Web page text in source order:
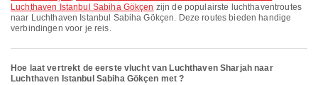
Luchthaven Istanbul Sabiha Gökçen zijn de populairste luchthaventroutes
naar Luchthaven Istanbul Sabiha Gökçen. Deze routes bieden handige
verbindingen voor je reis.
Hoe laat vertrekt de eerste vlucht van Luchthaven Sharjah naar
Luchthaven Istanbul Sabiha Gökçen met ?